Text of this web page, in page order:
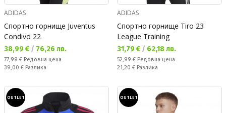
ADIDAS
Спортно горнище Juventus
Condivo 22
Текуща цена:
38,99 € / 76,26 лв.
Редовна цена:
77,99 € Редовна цена
Спестявате:
39,00 € Разлика
ADIDAS
Спортно горнище Tiro 23
League Training
Текуща цена:
31,79 € / 62,18 лв.
Редовна цена:
52,99 € Редовна цена
Спестявате:
21,20 € Разлика
OUTLET OUTLET